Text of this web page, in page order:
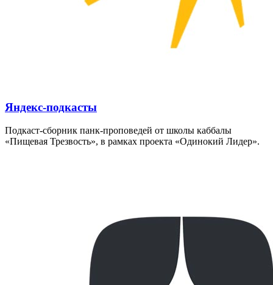
Яндекс-подкасты
Подкаст-сборник панк-проповедей от школы каббалы
«Пищевая Трезвость», в рамках проекта «Одинокий Лидер».